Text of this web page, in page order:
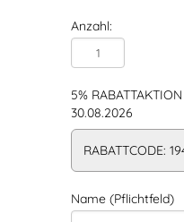
Anzahl:
5%
30.08.2026
RABATTCODE:
Name (Pflichtfeld)